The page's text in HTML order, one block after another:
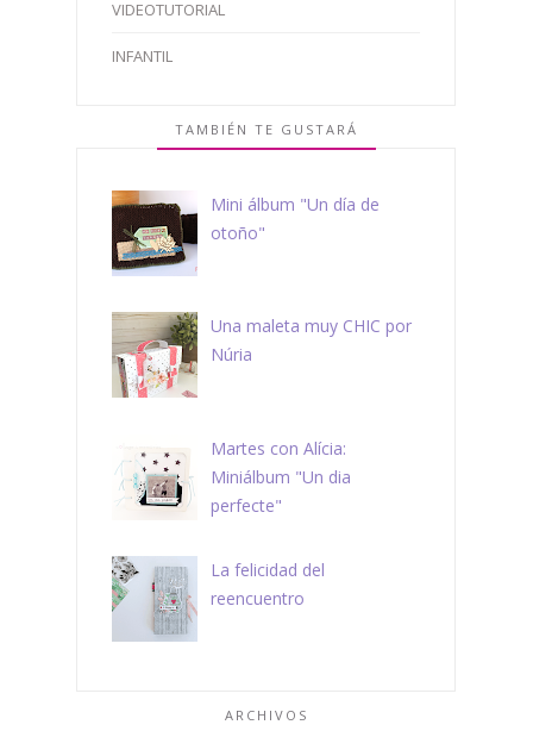
VIDEOTUTORIAL
INFANTIL
TAMBIÉN TE GUSTARÁ
Mini álbum "Un día de
otoño"
Una maleta muy CHIC por
Núria
Martes con Alícia:
Miniálbum "Un dia
perfecte"
La felicidad del
reencuentro
ARCHIVOS